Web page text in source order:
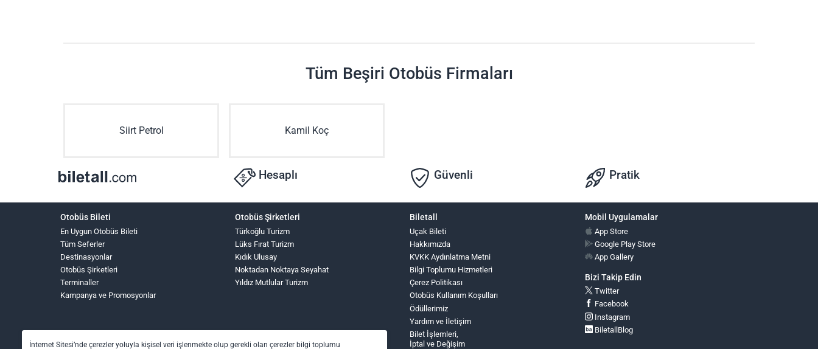
Tüm Beşiri Otobüs Firmaları
Siirt Petrol Kamil Koç
Hesaplı Güvenli Pratik
Otobüs Bileti
En Uygun Otobüs Bileti
Tüm Seferler
Destinasyonlar
Otobüs Şirketleri
Terminaller
Kampanya ve Promosyonlar
Otobüs Şirketleri
Türkoğlu Turizm
Lüks Fırat Turizm
Kıdık Ulusay
Noktadan Noktaya Seyahat
Yıldız Mutlular Turizm
Biletall
Uçak Bileti
Hakkımızda
KVKK Aydınlatma Metni
Bilgi Toplumu Hizmetleri
Çerez Politikası
Otobüs Kullanım Koşulları
Ödüllerimiz
Yardım ve İletişim
Bilet İşlemleri,
İptal ve Değişim
Mobil Uygulamalar
App Store
Google Play Store
App Gallery
Bizi Takip Edin
Twitter
Facebook
Instagram
BiletallBlog
İnternet Sitesi’nde çerezler yoluyla kişisel veri işlenmekte olup gerekli olan çerezler bilgi toplumu